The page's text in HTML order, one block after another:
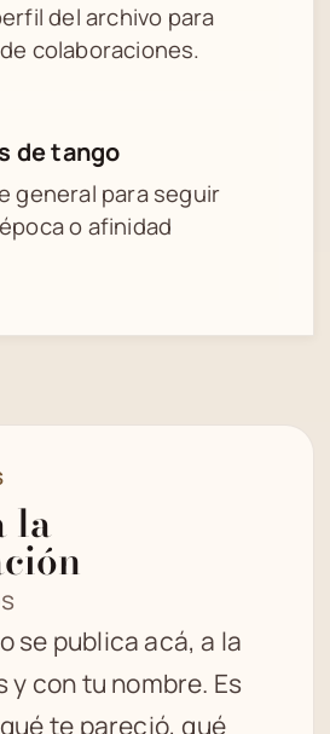
del archivo para
colaboraciones.
de tango
general para seguir
o afinidad
la
se publica acá, a la
y con tu nombre. Es
te pareció, qué